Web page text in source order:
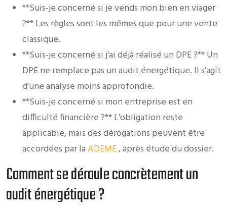
**Suis-je concerné si je vends mon bien en viager
?** Les règles sont les mêmes que pour une vente
classique.
**Suis-je concerné si j’ai déjà réalisé un DPE ?** Un
DPE ne remplace pas un audit énergétique. Il s’agit
d’une analyse moins approfondie.
**Suis-je concerné si mon entreprise est en
difficulté financière ?** L’obligation reste
applicable, mais des dérogations peuvent être
accordées par laADEME, après étude du dossier.
Comment se déroule concrètement un
audit énergétique ?